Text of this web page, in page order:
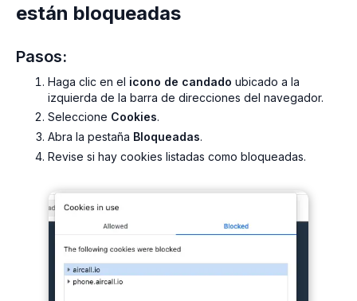
están bloqueadas
Pasos:
Haga clic en el icono de candado ubicado a la
izquierda de la barra de direcciones del navegador.
Seleccione Cookies.
Abra la pestaña Bloqueadas.
Revise si hay cookies listadas como bloqueadas.